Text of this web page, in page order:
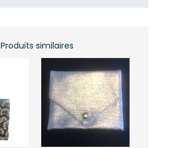
Produits similaires